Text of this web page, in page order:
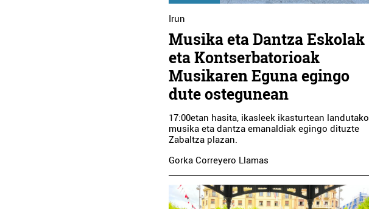
Irun
Musika eta Dantza Eskolak
eta Kontserbatorioak
Musikaren Eguna egingo
dute ostegunean
17:00etan hasita, ikasleek ikasturtean landutako
musika eta dantza emanaldiak egingo dituzte
Zabaltza plazan.
Gorka Correyero Llamas